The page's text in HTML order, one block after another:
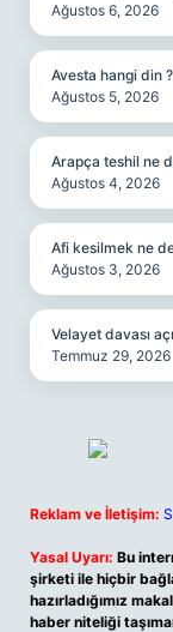
Ağustos 6, 2026
Avesta hangi din ?
Ağustos 5, 2026
Arapça teshil ne
Ağustos 4, 2026
Afi kesilmek ne
Ağustos 3, 2026
Velayet davası
Temmuz 29, 2026
Reklam ve İletişim:
Yasal Uyarı: Bu
şirketi ile hiçbir
hazırladığımız
haber niteliği